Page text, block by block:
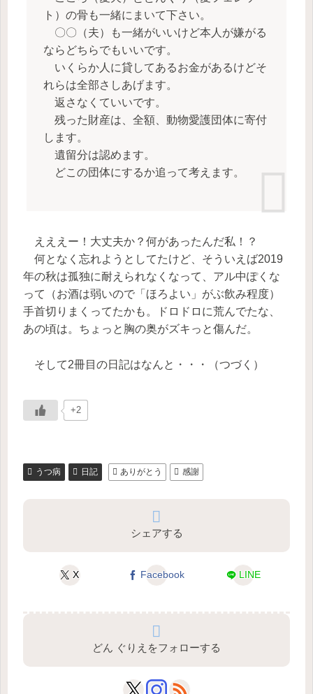
ト）の骨も一緒にまいて下さい。
〇〇（夫）も一緒がいいけど本人が嫌がる
ならどちらでもいいです。
いくらか人に貸してあるお金があるけどそ
れらは全部さしあげます。
返さなくていいです。
残った財産は、全額、動物愛護団体に寄付
します。
遺留分は認めます。
どこの団体にするか追って考えます。
えええー！大丈夫か？何があったんだ私！？
何となく忘れようとしてたけど、そういえば2019
年の秋は孤独に耐えられなくなって、アル中ぽくな
って（お酒は弱いので「ほろよい」がぶ飲み程度）
手首切りまくってたかも。ドロドロに荒んでたな、
あの頃は。ちょっと胸の奥がズキっと傷んだ。
そして2冊目の日記はなんと・・・（つづく）
+2
うつ病 日記 ありがとう 感謝
シェアする
X Facebook LINE
どん ぐりえをフォローする